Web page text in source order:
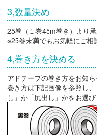
3,数量決め
25巻（１巻45m巻き）より承
※25巻未満でもお気軽にご相
4,巻き方を決める
アドテープの巻き方をお知ら
巻き方は下記画像を参照し
し」か「尻出し」かをお選び